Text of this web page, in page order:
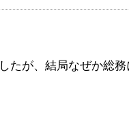
たが、結局なぜか総務